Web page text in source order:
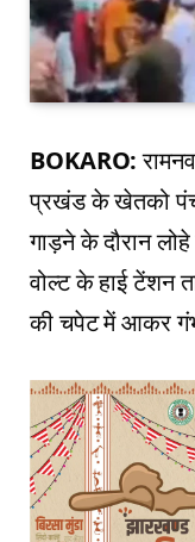
BOKARO:
प्रखंड के खेतको
गाड़ने के दौरान
वोल्ट के हाई टेंशन
की चपेट में आकर